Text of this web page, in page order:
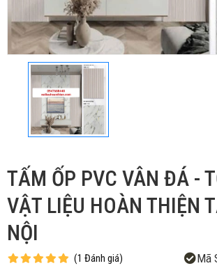
TẤM ỐP PVC VÂN ĐÁ -
VẬT LIỆU HOÀN THIỆN
NỘI
(1 Đánh giá) Mã